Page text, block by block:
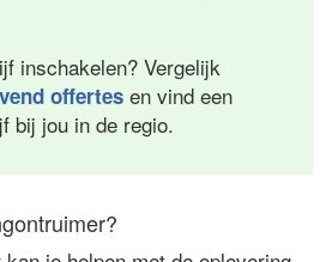
inschakelen? Vergelijk
offertes en vind een
bij jou in de regio.